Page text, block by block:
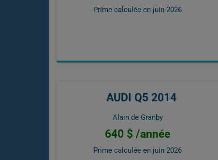
Prime calculée en juin 2026
AUDI Q5 2014
Alain de Granby
640 $ /année
Prime calculée en juin 2026